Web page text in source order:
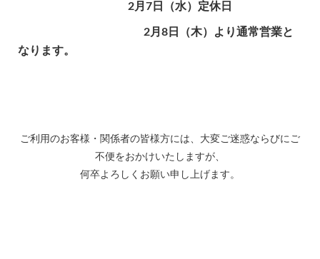
2月7日（水）定休日
2月8日（木）より通常営業と
なります。
ご利用のお客様・関係者の皆様方には、大変ご迷惑ならびにご
不便をおかけいたしますが、
何卒よろしくお願い申し上げます。